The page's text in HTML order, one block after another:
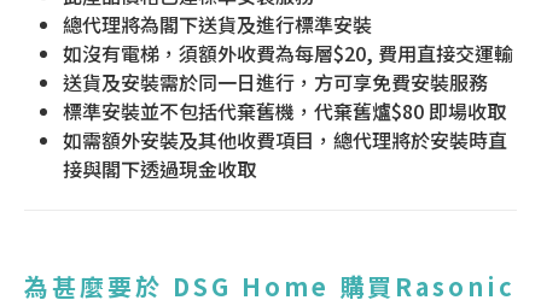
總代理將為閣下送貨及進行標準安裝
如沒有電梯，須額外收費為每層$20, 費用直接交運輸
送貨及安裝需於同一日進行，方可享免費安裝服務
標準安裝並不包括代棄舊機，代棄舊爐$80 即場收取
如需額外安裝及其他收費項目，總代理將於安裝時直
接與閣下透過現金收取
為甚麼要於 DSG Home 購買Rasonic